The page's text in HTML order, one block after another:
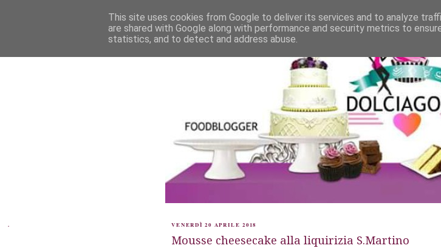
. VENERDÌ 20 APRILE 2018
Mousse cheesecake alla liquirizia S.Martino
This site uses cookies from Google to deliver its services and to analyze
are shared with Google along with performance and security metrics to
statistics, and to detect and address abuse.